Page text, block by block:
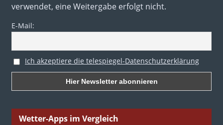
verwendet, eine Weitergabe erfolgt nicht.
E-Mail:
Ich akzeptiere die telespiegel-Datenschutzerklärung
Wetter-Apps im Vergleich